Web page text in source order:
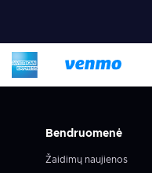
Bendruomenė
Žaidimų naujienos